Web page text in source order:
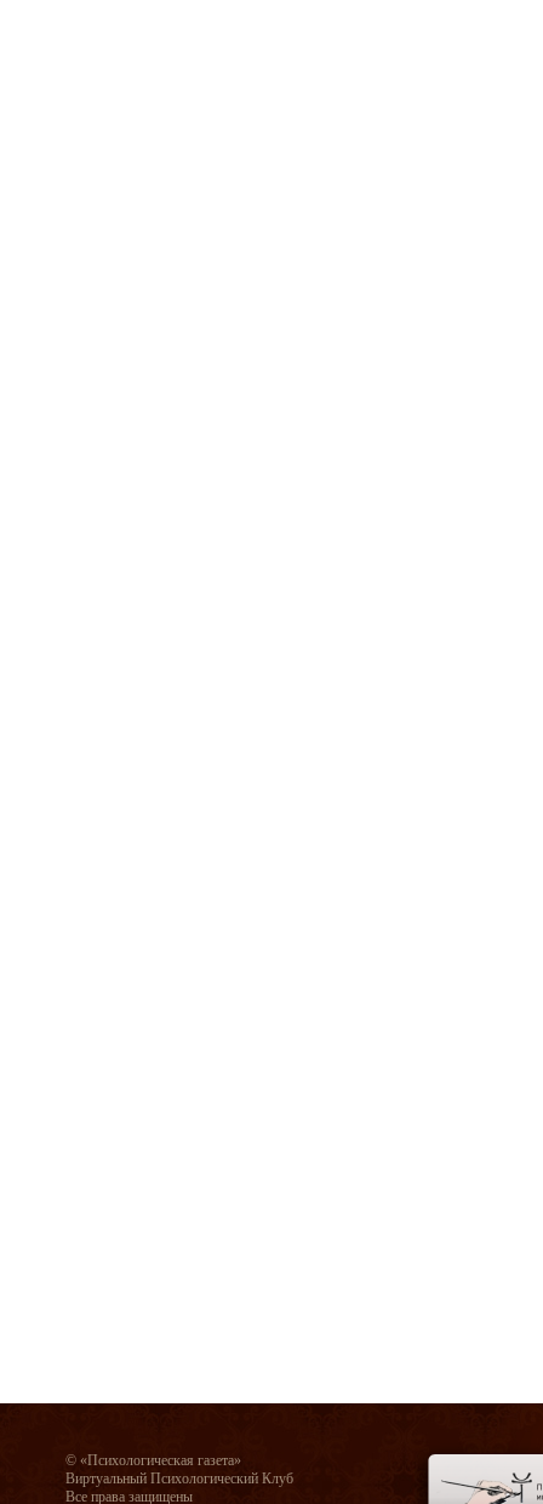
© «Психологическая газета»
Виртуальный Психологический Клуб
Все права защищены